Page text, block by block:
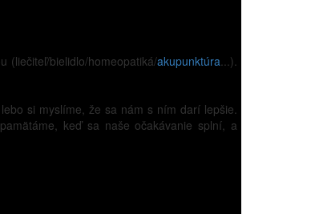
(liečiteľ/bielidlo/homeopatiká/akupunktúra...).
si myslíme, že sa nám s ním darí lepšie.
keď sa naše očakávanie splní, a